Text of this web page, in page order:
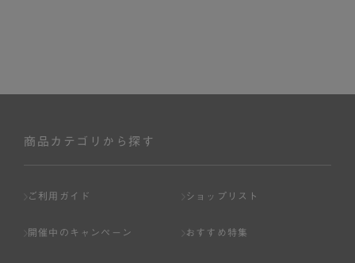
商品カテゴリから探す
ご利用ガイド ショップリスト
開催中のキャンペーン おすすめ特集